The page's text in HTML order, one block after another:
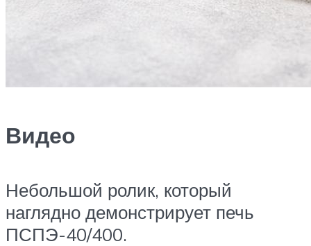
Видео
Небольшой ролик, который
наглядно демонстрирует печь
ПСПЭ-40/400.